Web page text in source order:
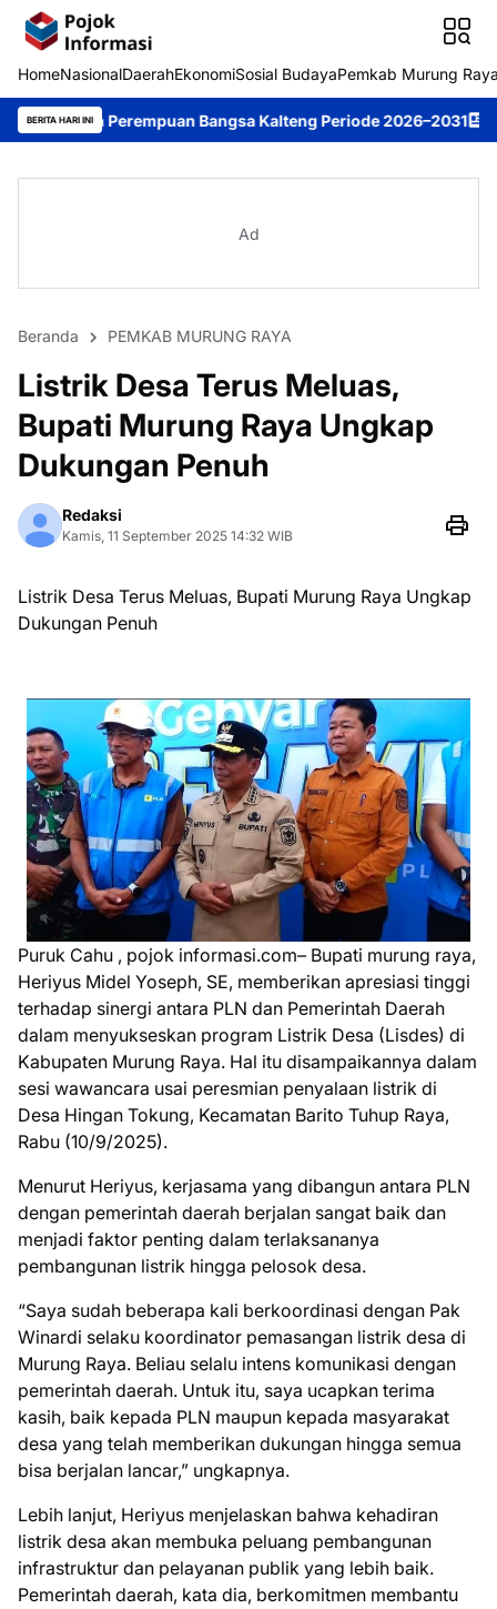
HomeNasionalDaerahEkonomiSosial BudayaPemkab Murung
BERITA HARI INIBangsa Kalteng Periode 2026–2031 DPRD Murung
Ad
Beranda PEMKAB MURUNG RAYA
Listrik Desa Terus Meluas,
Bupati Murung Raya Ungkap
Dukungan Penuh
Redaksi
Kamis, 11 September 2025 14:32 WIB
Listrik Desa Terus Meluas, Bupati Murung Raya Ungkap
Dukungan Penuh
Puruk Cahu , pojok informasi.com– Bupati murung raya,
Heriyus Midel Yoseph, SE, memberikan apresiasi tinggi
terhadap sinergi antara PLN dan Pemerintah Daerah
dalam menyukseskan program Listrik Desa (Lisdes) di
Kabupaten Murung Raya. Hal itu disampaikannya dalam
sesi wawancara usai peresmian penyalaan listrik di
Desa Hingan Tokung, Kecamatan Barito Tuhup Raya,
Rabu (10/9/2025).
Menurut Heriyus, kerjasama yang dibangun antara PLN
dengan pemerintah daerah berjalan sangat baik dan
menjadi faktor penting dalam terlaksananya
pembangunan listrik hingga pelosok desa.
“Saya sudah beberapa kali berkoordinasi dengan Pak
Winardi selaku koordinator pemasangan listrik desa di
Murung Raya. Beliau selalu intens komunikasi dengan
pemerintah daerah. Untuk itu, saya ucapkan terima
kasih, baik kepada PLN maupun kepada masyarakat
desa yang telah memberikan dukungan hingga semua
bisa berjalan lancar,” ungkapnya.
Lebih lanjut, Heriyus menjelaskan bahwa kehadiran
listrik desa akan membuka peluang pembangunan
infrastruktur dan pelayanan publik yang lebih baik.
Pemerintah daerah, kata dia, berkomitmen membantu